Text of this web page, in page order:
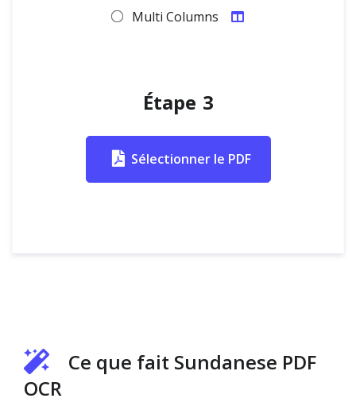
Multi Columns
Étape 3
Sélectionner le PDF
Ce que fait Sundanese PDF
OCR